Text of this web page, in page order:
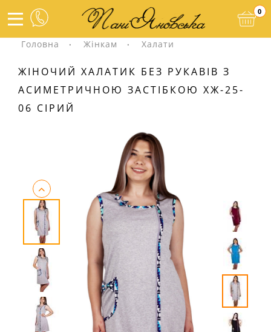
0
Головна Жінкам Халати
ЖІНОЧИЙ ХАЛАТИК БЕЗ РУКАВІВ З
АСИМЕТРИЧНОЮ ЗАСТІБКОЮ ХЖ-25-
06 СІРИЙ